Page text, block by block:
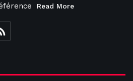
Read More